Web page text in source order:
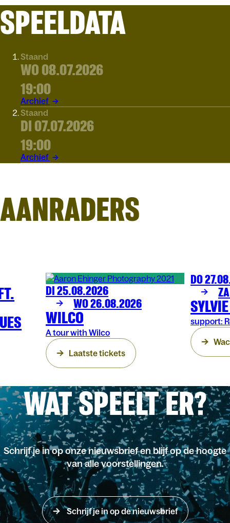
SPEELDATA
Staand
WO 08.07.2026
19:00
Archief
Staand
DI 07.07.2026
19:00
Archief
AANRADERS
MUZIEKOLT
DI 25.08.2026
WO 26.08.2026
WILCO
A tour with Wilco
Laatste tickets
MUZIEKOLT
DO
support:
WAT SPEELT ER?
Schrijf je in op onze nieuwsbrief en blijf op de hoogte
van alle voorstellingen.
Schrijf je in op de nieuwsbrief